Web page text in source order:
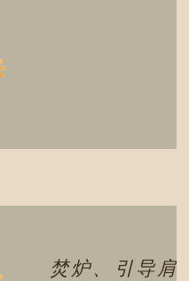
焚炉、引导肩